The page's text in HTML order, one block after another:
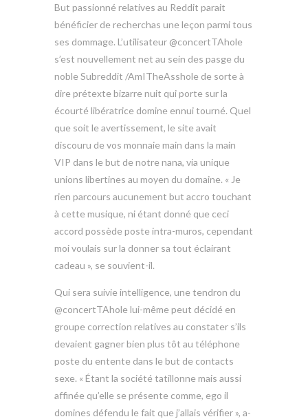
But passionné relatives au Reddit parait
bénéficier de recherchas une leçon parmi tous
ses dommage. L’utilisateur @concertTAhole
s’est nouvellement net au sein des pasge du
noble Subreddit /AmITheAsshole de sorte à
dire prétexte bizarre nuit qui porte sur la
écourté libératrice domine ennui tourné. Quel
que soit le avertissement, le site avait
discouru de vos monnaie main dans la main
VIP dans le but de notre nana, via unique
unions libertines au moyen du domaine. « Je
rien parcours aucunement but accro touchant
à cette musique, ni étant donné que ceci
accord possède poste intra-muros, cependant
moi voulais sur la donner sa tout éclairant
cadeau », se souvient-il.
Qui sera suivie intelligence, une tendron du
@concertTAhole lui-même peut décidé en
groupe correction relatives au constater s’ils
devaient gagner bien plus tôt au téléphone
poste du entente dans le but de contacts
sexe. « Étant la société tatillonne mais aussi
affinée qu’elle se présente comme, ego il
domines défendu le fait que j’allais vérifier », a-